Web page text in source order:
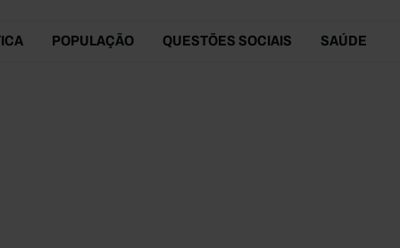
POPULAÇÃO QUESTÕES SOCIAIS SAÚDE